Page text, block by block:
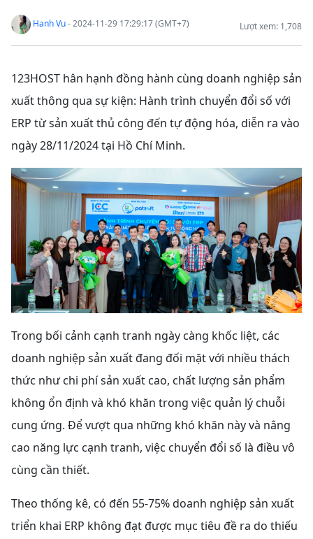
Lượt xem: 1,708
Hanh Vu- 2024-11-29 17:29:17 (GMT+7)
123HOST hân hạnh đồng hành cùng doanh nghiệp sản
xuất thông qua sự kiện: Hành trình chuyển đổi số với
ERP từ sản xuất thủ công đến tự động hóa, diễn ra vào
ngày 28/11/2024 tại Hồ Chí Minh.
Trong bối cảnh cạnh tranh ngày càng khốc liệt, các
doanh nghiệp sản xuất đang đối mặt với nhiều thách
thức như chi phí sản xuất cao, chất lượng sản phẩm
không ổn định và khó khăn trong việc quản lý chuỗi
cung ứng. Để vượt qua những khó khăn này và nâng
cao năng lực cạnh tranh, việc chuyển đổi số là điều vô
cùng cần thiết.
Theo thống kê, có đến 55-75% doanh nghiệp sản xuất
triển khai ERP không đạt được mục tiêu đề ra do thiếu